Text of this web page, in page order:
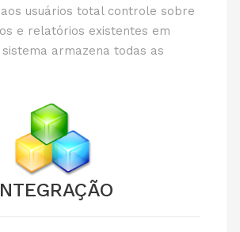
usuários total controle sobre
e relatórios existentes em
armazena todas as